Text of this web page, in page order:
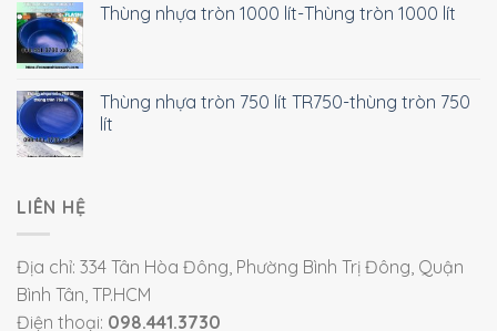
Thùng nhựa tròn 1000 lít-Thùng tròn 1000 lít
Thùng nhựa tròn 750 lít TR750-thùng tròn 750
lít
LIÊN HỆ
Địa chỉ: 334 Tân Hòa Đông, Phường Bình Trị Đông, Quận
Bình Tân, TP.HCM
Điện thoại: 098.441.3730